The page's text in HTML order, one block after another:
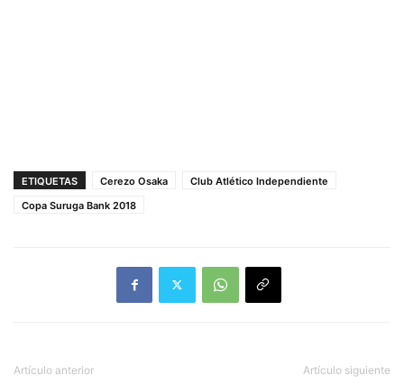
ETIQUETAS Cerezo Osaka
Club Atlético Independiente
Copa Suruga Bank 2018
Artículo anterior Artículo siguiente